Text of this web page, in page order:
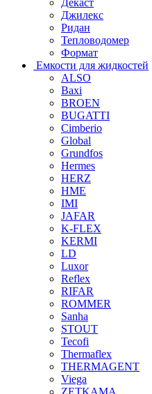
Джилекс
Ридан
Тепловодомер
Формат
Емкости для жидкостей
ALSO
Baxi
BROEN
BUGATTI
Cimberio
Global
Grundfos
Hermes
HERZ
HME
IMI
JAFAR
K-FLEX
KERMI
LD
Luxor
Reflex
RIFAR
ROMMER
Sanha
STOUT
Tecofi
Thermaflex
THERMAGENT
Viega
ZETKAMA